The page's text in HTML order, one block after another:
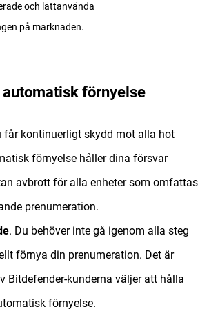
och lättanvända
på marknaden.
automatisk förnyelse
får kontinuerligt skydd mot alla hot
förnyelse håller dina försvar
avbrott för alla enheter som omfattas
prenumeration.
. Du behöver inte gå igenom alla steg
förnya din prenumeration. Det är
Bitdefender-kunderna väljer att hålla
förnyelse.